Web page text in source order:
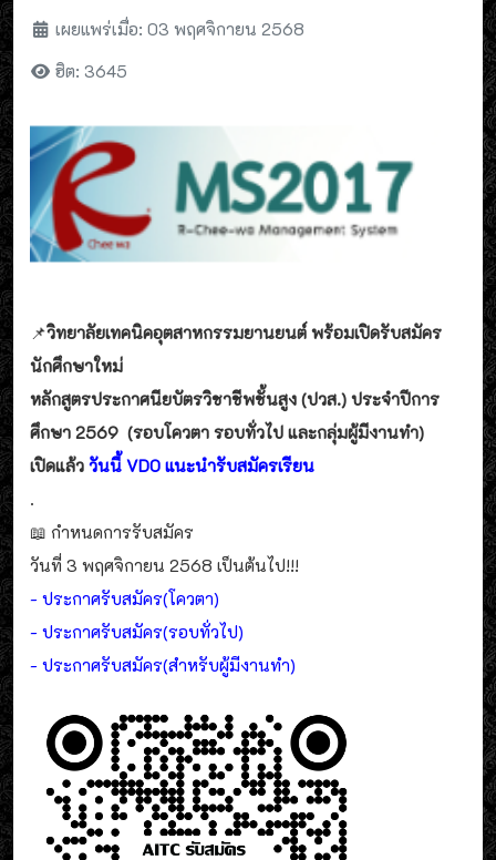
เผยแพร่เมื่อ: 03 พฤศจิกายน 2568
ฮิต: 3645
📌วิทยาลัยเทคนิคอุตสาหกรรมยานยนต์ พร้อมเปิดรับสมัคร
นักศึกษาใหม่
หลักสูตรประกาศนียบัตรวิชาชีพชั้นสูง (ปวส.) ประจำปีการ
ศึกษา 2569 (รอบโควตา รอบทั่วไป และกลุ่มผู้มีงานทำ)
เปิดแล้ว วันนี้ VDO แนะนำรับสมัครเรียน
.
📖 กำหนดการรับสมัคร
วันที่ 3 พฤศจิกายน 2568 เป็นต้นไป!!!
- ประกาศรับสมัคร(โควตา)
- ประกาศรับสมัคร(รอบทั่วไป)
- ประกาศรับสมัคร(สำหรับผู้มีงานทำ)